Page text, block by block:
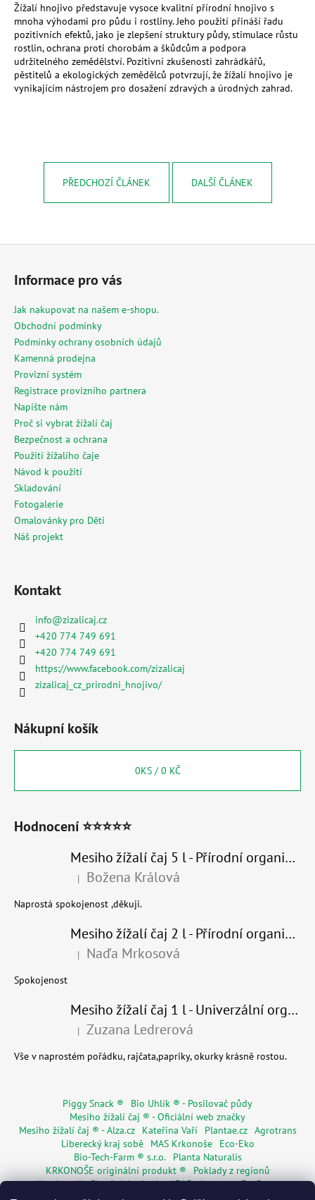
Žížalí hnojivo představuje vysoce kvalitní přírodní hnojivo s
mnoha výhodami pro půdu i rostliny. Jeho použití přináší řadu
pozitivních efektů, jako je zlepšení struktury půdy, stimulace růstu
rostlin, ochrana proti chorobám a škůdcům a podpora
udržitelného zemědělství. Pozitivní zkušenosti zahrádkářů,
pěstitelů a ekologických zemědělců potvrzují, že žížalí hnojivo je
vynikajícím nástrojem pro dosažení zdravých a úrodných zahrad.
PŘEDCHOZÍ ČLÁNEK DALŠÍ ČLÁNEK
Informace pro vás
Jak nakupovat na našem e-shopu.
Obchodní podmínky
Podmínky ochrany osobních údajů
Kamenná prodejna
Provizní systém
Registrace provizního partnera
Napište nám
Proč si vybrat žížalí čaj
Bezpečnost a ochrana
Použití žížalího čaje
Návod k použití
Skladování
Fotogalerie
Omalovánky pro Děti
Náš projekt
Kontakt
info@zizalicaj.cz
+420 774 749 691
+420 774 749 691
https://www.facebook.com/zizalicaj
zizalicaj_cz_prirodni_hnojivo/
Nákupní košík
0KS /0 KČ
Hodnocení ⭐⭐⭐⭐⭐
Mesiho žížalí čaj 5 l - Přírodní organické hnojivo 100% nature
Hodnocení produktu je 5 z 5 hvězdiček.
| Božena Králová
Naprostá spokojenost ,děkuji.
Mesiho žížalí čaj 2 l - Přírodní organické hnojivo 100% nature - recyklovaný obal
Hodnocení produktu je 5 z 5 hvězdiček.
| Naďa Mrkosová
Spokojenost
Mesiho žížalí čaj 1 l - Univerzální organické hnojivo
Hodnocení produktu je 5 z 5 hvězdiček.
| Zuzana Ledrerová
Vše v naprostém pořádku, rajčata,papriky, okurky krásně rostou.
Piggy Snack ®
Bio Uhlík ® - Posilovač půdy
Mesiho žížalí čaj ® - Oficiální web značky
Mesiho žížalí čaj ® - Alza.cz
Kateřina Vaří Plantae.cz Agrotrans
Liberecký kraj sobě
MAS Krkonoše
Eco-Eko
Bio-Tech-Farm ® s.r.o.
Planta Naturalis
KRKONOŠE originální produkt ®
Poklady z regionů
Hostinec Na Ploužnici od roku 1715 Agentura De Costy
Živá Dřevěnka
Regionální značky Květinářství Mia s.r.o.